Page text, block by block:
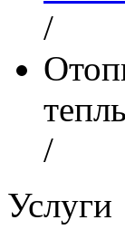
/
/
Услуги